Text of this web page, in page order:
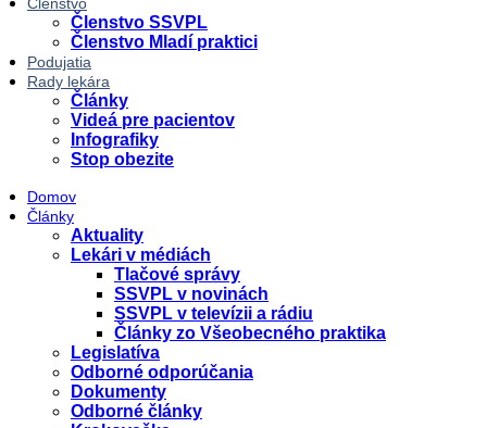
Členstvo SSVPL
Členstvo Mladí praktici
Podujatia
Rady lekára
Články
Videá pre pacientov
Infografiky
Stop obezite
Domov
Články
Aktuality
Lekári v médiách
Tlačové správy
SSVPL v novinách
SSVPL v televízii a rádiu
Články zo Všeobecného praktika
Legislatíva
Odborné odporúčania
Dokumenty
Odborné články